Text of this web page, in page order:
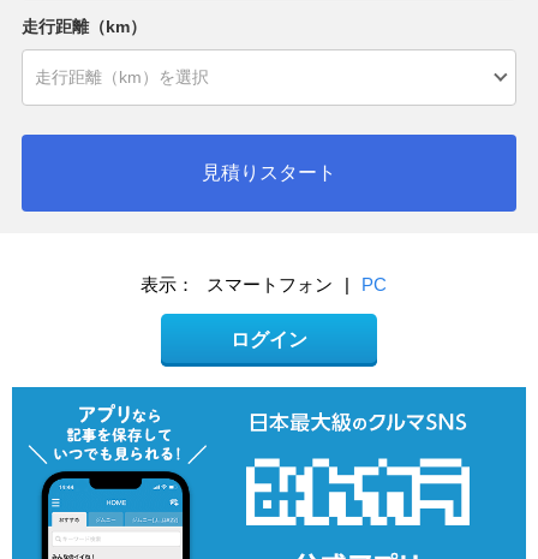
走行距離（km）
見積りスタート
表示： スマートフォン | PC
ログイン